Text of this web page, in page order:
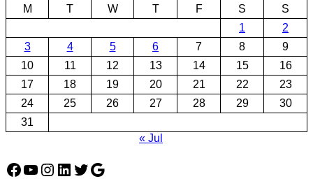
M
T W T F S
S
1
2
3
4 5 6 7 8
9
10
11 12 13 14 15
16
17
18 19 20 21 22
23
24
25 26 27 28 29
30
31
« Jul
Facebook
YouTube
Instagram
LinkedIn
Twitter
Google